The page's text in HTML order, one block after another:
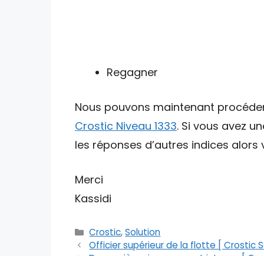
Regagner
Nous pouvons maintenant
Crostic Niveau 1333. Si vous avez
les réponses d’autres indices
Merci
Kassidi
Catégories
Crostic,Solution
Officier supérieur de la flotte [ Crostic